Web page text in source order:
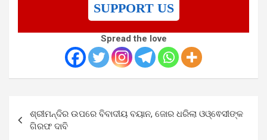
SUPPORT US
Spread the love
navigation
ଶ୍ରୀମନ୍ଦିର ଉପରେ ବିବାଦୀୟ ବୟାନ, ଜୋର ଧରିଲା ଓଓ୍ଵେସୀଙ୍କ
ଗିରଫ ଦାବି